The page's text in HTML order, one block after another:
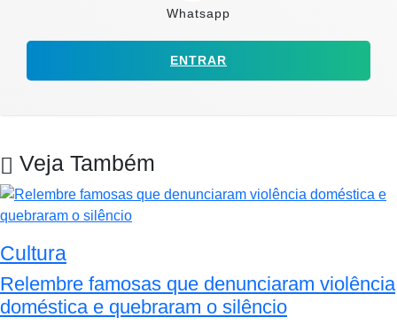
Whatsapp
ENTRAR
Veja Também
Cultura
Relembre famosas que denunciaram violência
doméstica e quebraram o silêncio